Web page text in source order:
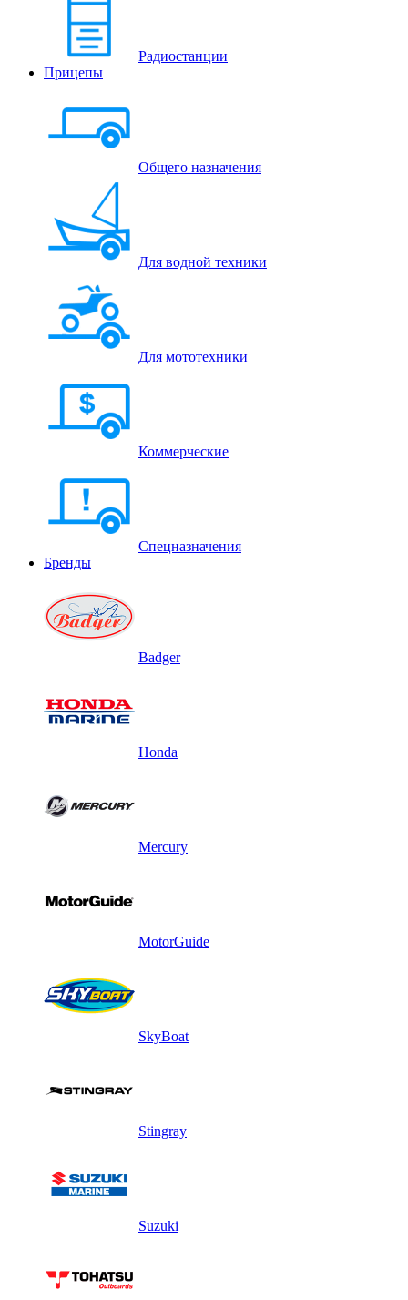
Радиостанции
Прицепы
Общего назначения
Для водной техники
Для мототехники
Коммерческие
Спецназначения
Бренды
Badger
Honda
Mercury
MotorGuide
SkyBoat
Stingray
Suzuki